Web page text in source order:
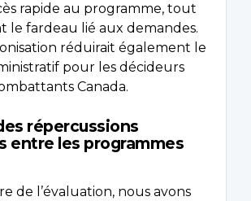
rapide au programme, tout
le fardeau lié aux demandes.
réduirait également le
pour les décideurs
Canada.
répercussions
entre les programmes
de l’évaluation, nous avons